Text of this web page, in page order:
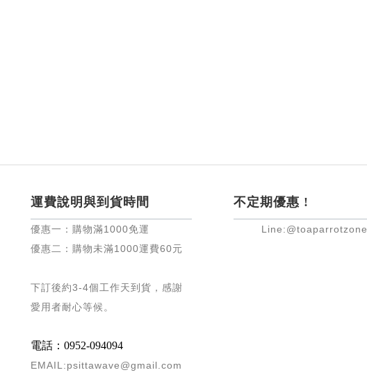
運費說明與到貨時間
優惠一：購物滿1000免運
優惠二：購物未滿1000運費60元
下訂後約3-4個工作天到貨，感謝
愛用者耐心等候 。
電話：0952-094094
EMAIL:psittawave@gmail.com
不定期優惠 !
Line:@toaparrotzone